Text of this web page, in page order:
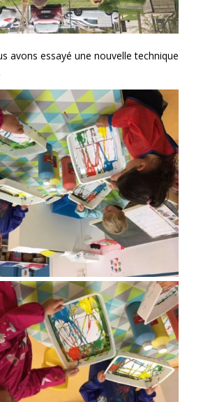
avons essayé une nouvelle technique